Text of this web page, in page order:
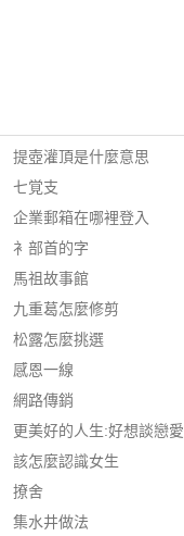
提壺灌頂是什麼意思
七覚支
企業郵箱在哪裡登入
衤部首的字
馬祖故事館
九重葛怎麼修剪
松露怎麼挑選
感恩一線
網路傳銷
更美好的人生:好想談戀愛
該怎麼認識女生
撩舍
集水井做法